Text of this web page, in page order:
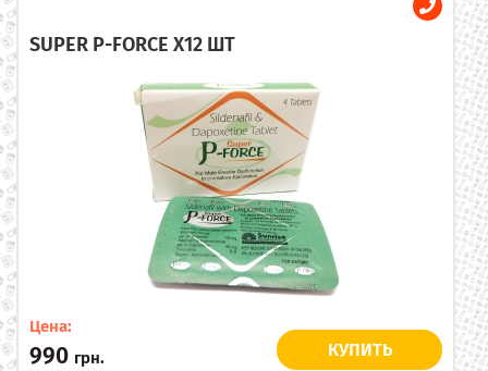
SUPER P-FORCE X12 ШТ
Цена:
990 грн. КУПИТЬ